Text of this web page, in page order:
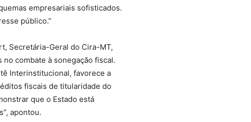
empresariais sofisticados.
público.”
Secretária-Geral do Cira-MT,
combate à sonegação fiscal.
Interinstitucional, favorece a
fiscais de titularidade do
que o Estado está
apontou.